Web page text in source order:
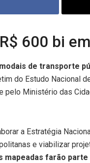
600 bi
de transporte
do Estudo Nacional
Ministério das
a Estratégia
e viabilizar
mapeadas farão